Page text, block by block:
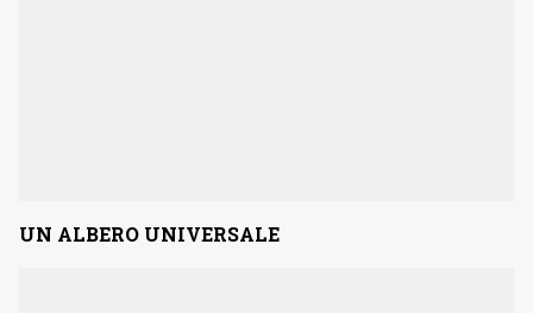
UN ALBERO UNIVERSALE